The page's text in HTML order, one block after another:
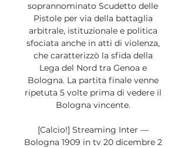
soprannominato Scudetto delle
Pistole per via della battaglia
arbitrale, istituzionale e politica
sfociata anche in atti di violenza,
che caratterizzò la sfida della
Lega del Nord tra Genoa e
Bologna. La partita finale venne
ripetuta 5 volte prima di vedere il
Bologna vincente.
[Calcio!] Streaming Inter —
Bologna 1909 in tv 20 dicembre 2